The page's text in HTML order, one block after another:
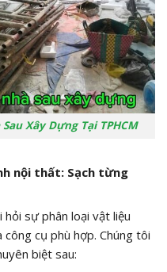
Xây Dựng Tại TPHCM
nội thất: Sạch từng
sự phân loại vật liệu
cụ phù hợp. Chúng tôi
biệt sau: